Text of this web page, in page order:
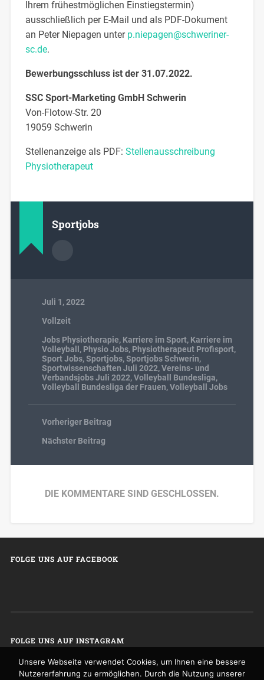
Ihrem frühestmöglichen Einstiegstermin)
ausschließlich per E-Mail und als PDF-Dokument
an Peter Niepagen unter p.niepagen@schweriner-
sc.de.
Bewerbungsschluss ist der 31.07.2022.
SSC Sport-Marketing GmbH Schwerin
Von-Flotow-Str. 20
19059 Schwerin
Stellenanzeige als PDF: Stellenausschreibung
Physiotherapeut
Sportjobs
Juli 1, 2022
Vollzeit
Jobs Physiotherapie, Karriere im Sport, Karriere im
Volleyball , Physio Jobs, Physiotherapeut Profisport,
Sport Jobs,Sportjobs,Sportjobs Schwerin,
Sportwissenschaften Juli 2022,Vereins- und
Verbandsjobs Juli 2022,Volleyball Bundesliga,
Volleyball Bundesliga der Frauen,Volleyball Jobs
Vorheriger Beitrag
Nächster Beitrag
DIE KOMMENTARE SIND GESCHLOSSEN.
FOLGE UNS AUF FACEBOOK
FOLGE UNS AUF INSTAGRAM
Unsere Webseite verwendet Cookies, um Ihnen eine bessere
Nutzererfahrung zu ermöglichen. Durch die Nutzung unserer